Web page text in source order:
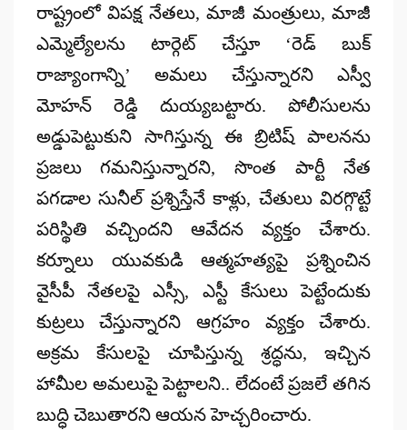
రాష్ట్రంలో విపక్ష నేతలు, మాజీ మంత్రులు, మాజీ
ఎమ్మెల్యేలను టార్గెట్ చేస్తూ ‘రెడ్ బుక్
రాజ్యాంగాన్ని’ అమలు చేస్తున్నారని ఎస్వీ
మోహన్ రెడ్డి దుయ్యబట్టారు. పోలీసులను
అడ్డుపెట్టుకుని సాగిస్తున్న ఈ బ్రిటిష్ పాలనను
ప్రజలు గమనిస్తున్నారని, సొంత పార్టీ నేత
పగడాల సునీల్ ప్రశ్నిస్తేనే కాళ్లు, చేతులు విరగ్గొట్టే
పరిస్థితి వచ్చిందని ఆవేదన వ్యక్తం చేశారు.
కర్నూలు యువకుడి ఆత్మహత్యపై ప్రశ్నించిన
వైసీపీ నేతలపై ఎస్సీ, ఎస్టీ కేసులు పెట్టేందుకు
కుట్రలు చేస్తున్నారని ఆగ్రహం వ్యక్తం చేశారు.
అక్రమ కేసులపై చూపిస్తున్న శ్రద్ధను, ఇచ్చిన
హామీల అమలుపై పెట్టాలని.. లేదంటే ప్రజలే తగిన
బుద్ధి చెబుతారని ఆయన హెచ్చరించారు.